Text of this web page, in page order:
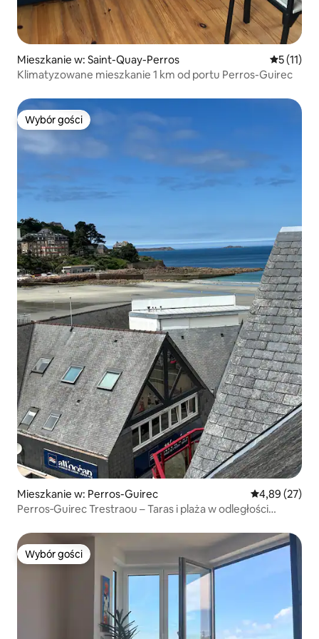
Mieszkanie w: Saint-Quay-Perros Średnia
5 (11)
Klimatyzowane mieszkanie 1 km od portu Perros-Guirec
Wybór gości
Wybór gości
Mieszkanie w: Perros-Guirec Średnia
4,89 (27)
Perros‑Guirec Trestraou – Taras i plaża w odległości
Wybór gości
Wybór gości